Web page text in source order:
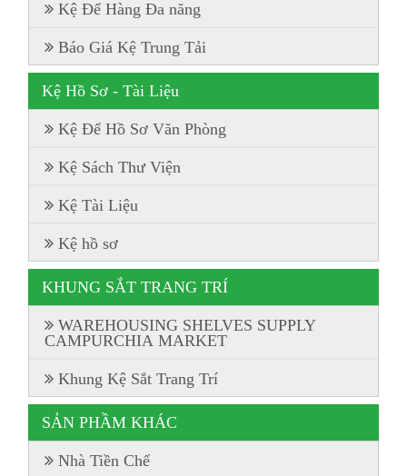
Kệ Để Hàng Đa năng
Báo Giá Kệ Trung Tải
Kệ Hồ Sơ - Tài Liệu
Kệ Để Hồ Sơ Văn Phòng
Kệ Sách Thư Viện
Kệ Tài Liệu
Kệ hồ sơ
KHUNG SẮT TRANG TRÍ
WAREHOUSING SHELVES SUPPLY
CAMPURCHIA MARKET
Khung Kệ Sắt Trang Trí
SẢN PHẦM KHÁC
Nhà Tiền Chế